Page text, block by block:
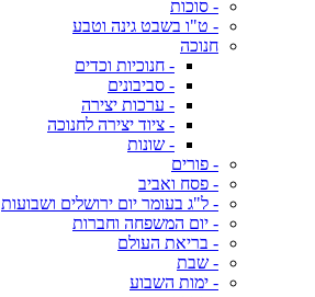
- סוכות
- ט"ו בשבט גינה וטבע
חנוכה
- חנוכיות וכדים
- סביבונים
- ערכות יצירה
- ציוד יצירה לחנוכה
- שונות
- פורים
- פסח ואביב
- ל"ג בעומר יום ירושלים ושבועות
- יום המשפחה וחברות
- בריאת העולם
- שבת
- ימות השבוע